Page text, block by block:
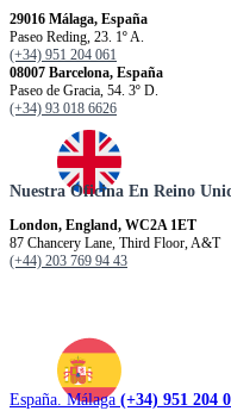
29016 Málaga, España
Paseo Reding, 23. 1º A.
(+34) 951 204 061
08007 Barcelona, España
Paseo de Gracia, 54. 3º D.
(+34) 93 018 6626
Nuestra Oficina En Reino
London, England, WC2A 1ET
87 Chancery Lane, Third Floor, A&T
(+44) 203 769 94 43
España. Málaga (+34) 951 204